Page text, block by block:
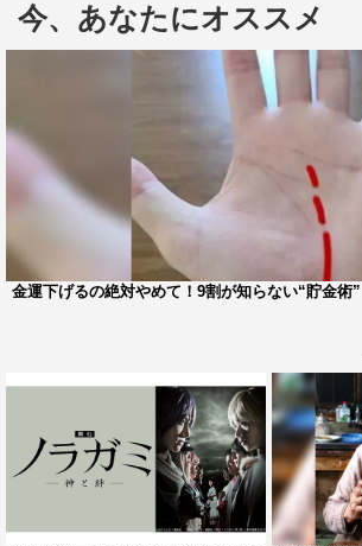
今、あなたにオススメ
金運下げるの絶対やめて！9割が知らない“貯金術”